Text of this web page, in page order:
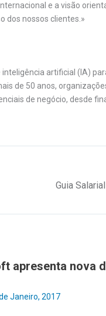
e a visão
dos nossos clientes.»
artificial (IA)
de 50 anos,
de negócio, desde
Guia
apresenta nova
Janeiro, 2017